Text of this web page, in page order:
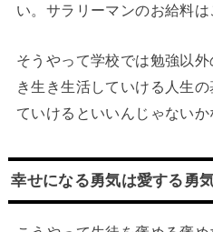
い。サラリーマンのお給料は
そうやって学校では勉強以
き生き生活していける人生
ていけるといいんじゃないか
幸せになる勇気は愛する勇